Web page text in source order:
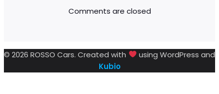
Comments are closed
© 2026 ROSSO Cars. Created with
using WordPress and
Kubio